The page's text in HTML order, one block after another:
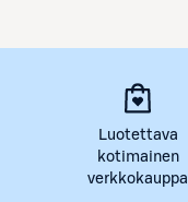
Luotettava
kotimainen
verkkokauppa